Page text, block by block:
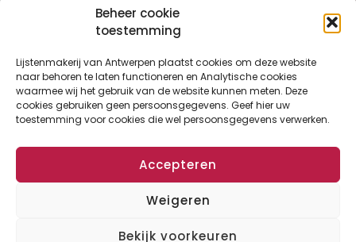
Beheer cookie
toestemming
Lijstenmakerij van Antwerpen plaatst cookies om deze website
naar behoren te laten functioneren en Analytische cookies
waarmee wij het gebruik van de website kunnen meten. Deze
cookies gebruiken geen persoonsgegevens. Geef hier uw
toestemming voor cookies die wel persoonsgegevens verwerken.
Accepteren
Weigeren
Bekijk voorkeuren
info@lijstenmakerij vanantwerpen.nl
Home
Over ons
Diensten
Lijstenmakerij
Shop
Shop
Mijn account
Winkelmand
Checkout
Algemene VoorwaardenDisclaimerPrivacy Verklaring